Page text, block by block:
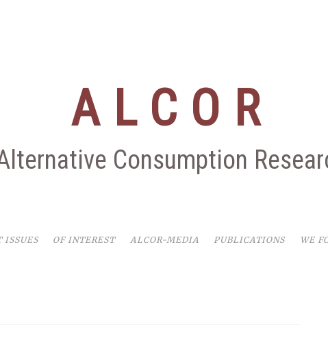
ALCOR
Consumption
ISSUES OF INTEREST ALCOR-MEDIA PUBLICATIONS WE